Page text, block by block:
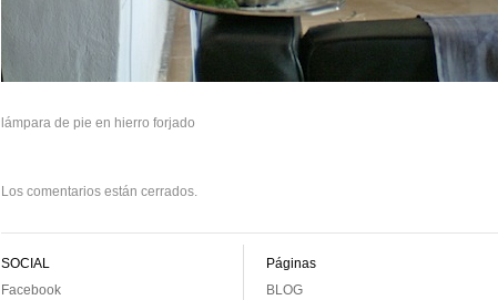
lámpara de pie en hierro forjado
Los comentarios están cerrados.
SOCIAL
Facebook
Páginas
BLOG